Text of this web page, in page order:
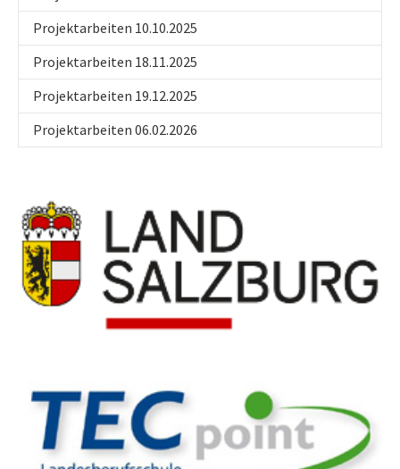
Projektarbeiten 10.10.2025
Projektarbeiten 18.11.2025
Projektarbeiten 19.12.2025
Projektarbeiten 06.02.2026